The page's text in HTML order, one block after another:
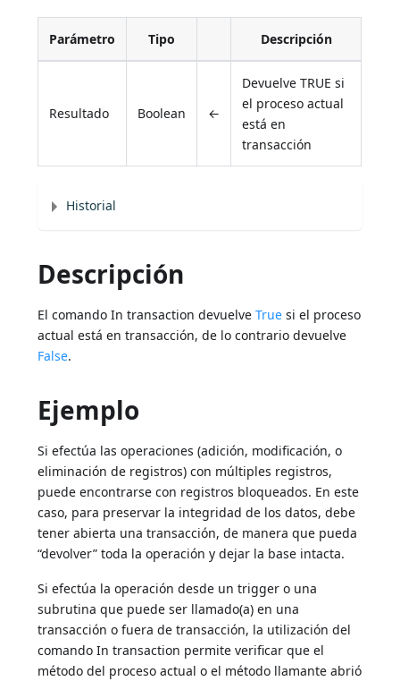
Parámetro Tipo Descripción
Resultado Boolean ←
Devuelve TRUE si
el proceso actual
está en
transacción
Historial
Descripción
El comando In transaction devuelveTrue si el proceso
actual está en transacción, de lo contrario devuelve
False.
Ejemplo
Si efectúa las operaciones (adición, modificación, o
eliminación de registros) con múltiples registros,
puede encontrarse con registros bloqueados. En este
caso, para preservar la integridad de los datos, debe
tener abierta una transacción, de manera que pueda
“devolver” toda la operación y dejar la base intacta.
Si efectúa la operación desde un trigger o una
subrutina que puede ser llamado(a) en una
transacción o fuera de transacción, la utilización del
comando In transaction permite verificar que el
método del proceso actual o el método llamante abrió